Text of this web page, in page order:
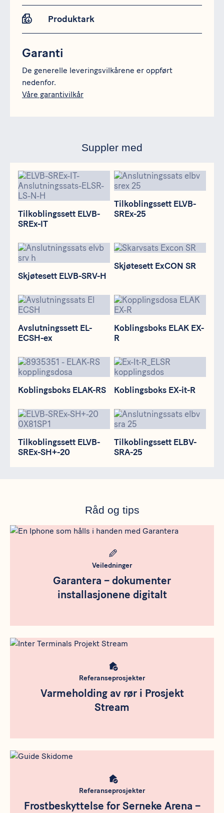
Produktark
Garanti
De generelle leveringsvilkårene er oppført
nedenfor.
Våre garantivilkår
Suppler med
Tilkoblingssett ELVB-
SREx-IT
Tilkoblingssett ELVB-SREx-IT
Tilkoblingssett ELVB-
SREx-25
Tilkoblingssett ELVB-SREx-25
Skjøtesett ELVB-SRV-H
Skjøtesett ELVB-SRV-H
Skjøtesett ExCON SR
Skjøtesett ExCON SR
Avslutningssett EL-
ECSH-ex
Avslutningssett EL-ECSH-ex
Koblingsboks ELAK EX-
R
Koblingsboks ELAK EX-R
Koblingsboks ELAK-RS
Koblingsboks ELAK-RS
Koblingsboks EX-it-R
Koblingsboks EX-it-R
Tilkoblingssett ELVB-
SREx-SH+-20
Tilkoblingssett ELVB-SREx-SH+-20
Tilkoblingssett ELBV-
SRA-25
Tilkoblingssett ELBV-SRA-25
Råd og tips
Meta bild
Veiledninger
Garantera – dokumenter
installasjonene digitalt
Meta bild
Referanseprosjekter
Varmeholding av rør i Prosjekt
Stream
Meta bild
Referanseprosjekter
Frostbeskyttelse for Serneke Arena –